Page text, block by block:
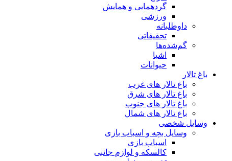
گردهمایی و همایش
ورزشی
داوطلبانه
تحقیقاتی
گم‌شده‌ها
اشیا
حیوانات
باغ تالار
باغ تالار های غرب
باغ تالار های شرق
باغ تالار های جنوب
باغ تالار های شمال
وسایل شخصی
وسایل بچه و اسباب بازی
اسباب بازی
کالسکه و لوازم جانبی